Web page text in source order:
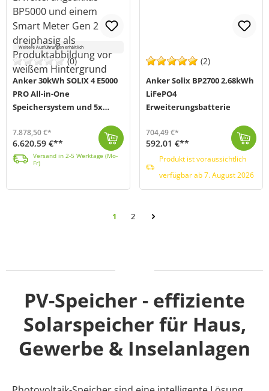
Weitere Ausführungen erhältlich
(0)
Anker 30kWh SOLIX 4 E5000
PRO All-in-One
Speichersystem und 5x
inkl. Smart Meter
7.878,50 €*
6.620,59 €**
Versand in 2-5 Werktage (Mo-
Fr)
(2)
Anker Solix BP2700 2,68kWh
LiFePO4
Erweiterungsbatterie
704,49 €*
592,01 €**
Produkt ist voraussichtlich
verfügbar ab 7. August 2026
Seite
1 Seite
2
PV-Speicher - effiziente
Solarspeicher für Haus,
Gewerbe & Inselanlagen